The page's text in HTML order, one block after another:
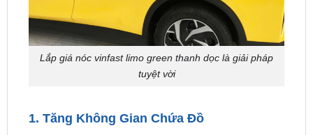
Lắp giá nóc vinfast limo green thanh dọc là giải pháp
tuyệt vời
1. Tăng Không Gian Chứa Đồ
vận chuyển hành lý, đồ thể thao hoặc thiết bị